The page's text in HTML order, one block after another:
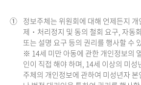
① 정보주체는 위원회에 대해 언제든지
제・처리정지 및 동의 철회 요구, 자동
또는 설명 요구 등의 권리를 행사할 수
※ 14세 미만 아동에 관한 개인정보의
인이 직접 해야 하며, 14세 이상의 미
주체의 개인정보에 관하여 미성년자